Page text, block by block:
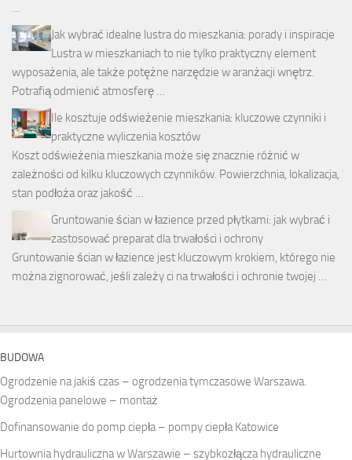
…
Jak wybrać idealne lustra do mieszkania: porady i inspiracje
Lustra w mieszkaniach to nie tylko praktyczny element
wyposażenia, ale także potężne narzędzie w aranżacji wnętrz.
Potrafią odmienić atmosferę …
Ile kosztuje odświeżenie mieszkania: kluczowe czynniki i
praktyczne wyliczenia kosztów
Koszt odświeżenia mieszkania może się znacznie różnić w
zależności od kilku kluczowych czynników. Powierzchnia, lokalizacja,
stan podłoża oraz jakość …
Gruntowanie ścian w łazience przed płytkami: jak wybrać i
zastosować preparat dla trwałości i ochrony
Gruntowanie ścian w łazience jest kluczowym krokiem, którego nie
można zignorować, jeśli zależy ci na trwałości i ochronie twojej …
BUDOWA
Ogrodzenie na jakiś czas – ogrodzenia tymczasowe Warszawa.
Ogrodzenia panelowe – montaż
Dofinansowanie do pomp ciepła – pompy ciepła Katowice
Hurtownia hydrauliczna w Warszawie – szybkozłącza hydrauliczne